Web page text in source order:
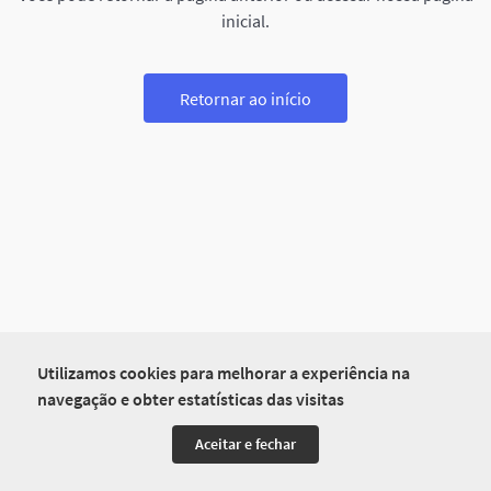
Utilizamos cookies para melhorar a experiência na
navegação e obter estatísticas das visitas
Aceitar e fechar
inicial.
Retornar ao início